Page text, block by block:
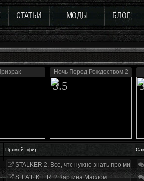
СТАТЬИ МОДЫ БЛОГ
Ночь Перед Рождеством 2
3.5
Прямой эфир
STALKER 2. Все, что нужно знать про мир,
S.T.A.L.K.E.R. 2 Картина Маслом